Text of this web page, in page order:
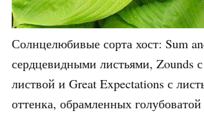
Солнцелюбивые сорта хост: Sum
сердцевидными листьями, Zounds
листвой и Great Expectations с
оттенка, обрамленных